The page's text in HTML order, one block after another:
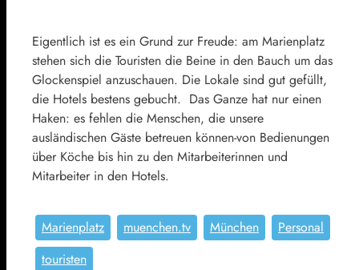
Eigentlich ist es ein Grund zur Freude: am Marienplatz
stehen sich die Touristen die Beine in den Bauch um das
Glockenspiel anzuschauen. Die Lokale sind gut gefüllt,
die Hotels bestens gebucht. Das Ganze hat nur einen
Haken: es fehlen die Menschen, die unsere
ausländischen Gäste betreuen können-von Bedienungen
über Köche bis hin zu den Mitarbeiterinnen und
Mitarbeiter in den Hotels.
Marienplatz muenchen.tv München
Personal
touristen